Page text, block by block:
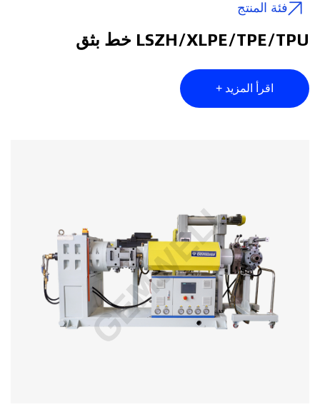
فئة المنتج
LSZH/XLPE/TPE/TPU خط بثق
اقرأ المزيد +